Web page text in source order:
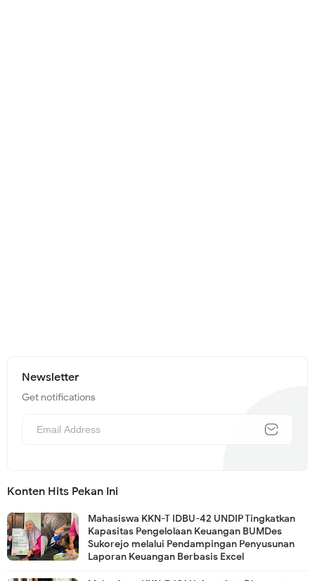
Newsletter
Get notifications
Konten Hits Pekan Ini
Mahasiswa KKN-T IDBU-42 UNDIP Tingkatkan
Kapasitas Pengelolaan Keuangan BUMDes
Sukorejo melalui Pendampingan Penyusunan
Laporan Keuangan Berbasis Excel